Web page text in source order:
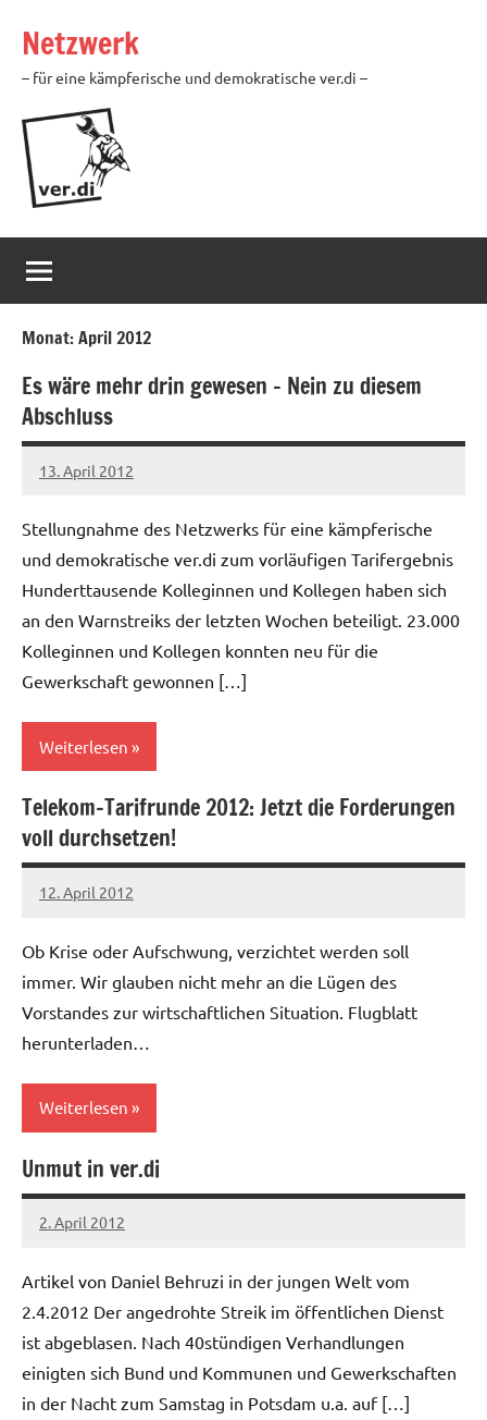
Inhalt
springen
Netzwerk
– für eine kämpferische und demokratische ver.di –
Monat:April 2012
Es wäre mehr drin gewesen – Nein zu diesem
Abschluss
13. April 2012
Ilja
Stellungnahme des Netzwerks für eine kämpferische
und demokratische ver.di zum vorläufigen Tarifergebnis
Hunderttausende Kolleginnen und Kollegen haben sich
an den Warnstreiks der letzten Wochen beteiligt. 23.000
Kolleginnen und Kollegen konnten neu für die
Gewerkschaft gewonnen […]
Weiterlesen
Allgemein
Telekom-Tarifrunde 2012: Jetzt die Forderungen
voll durchsetzen!
12. April 2012
Ilja
Ob Krise oder Aufschwung, verzichtet werden soll
immer. Wir glauben nicht mehr an die Lügen des
Vorstandes zur wirtschaftlichen Situation. Flugblatt
herunterladen…
Weiterlesen
Allgemein
Telekom
Unmut in ver.di
2. April 2012
Ilja
Artikel von Daniel Behruzi in der jungen Welt vom
2.4.2012 Der angedrohte Streik im öffentlichen Dienst
ist abgeblasen. Nach 40stündigen Verhandlungen
einigten sich Bund und Kommunen und Gewerkschaften
in der Nacht zum Samstag in Potsdam u.a. auf […]